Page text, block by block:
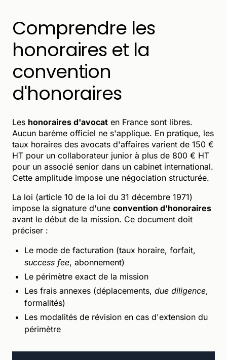
Comprendre les
honoraires et la
convention
d'honoraires
Les honoraires d'avocat en France sont libres.
Aucun barème officiel ne s'applique. En pratique, les
taux horaires des avocats d'affaires varient de 150 €
HT pour un collaborateur junior à plus de 800 € HT
pour un associé senior dans un cabinet international.
Cette amplitude impose une négociation structurée.
La loi (article 10 de la loi du 31 décembre 1971)
impose la signature d'une convention d'honoraires
avant le début de la mission. Ce document doit
préciser :
Le mode de facturation (taux horaire, forfait,
success fee, abonnement)
Le périmètre exact de la mission
Les frais annexes (déplacements, due diligence,
formalités)
Les modalités de révision en cas d'extension du
périmètre